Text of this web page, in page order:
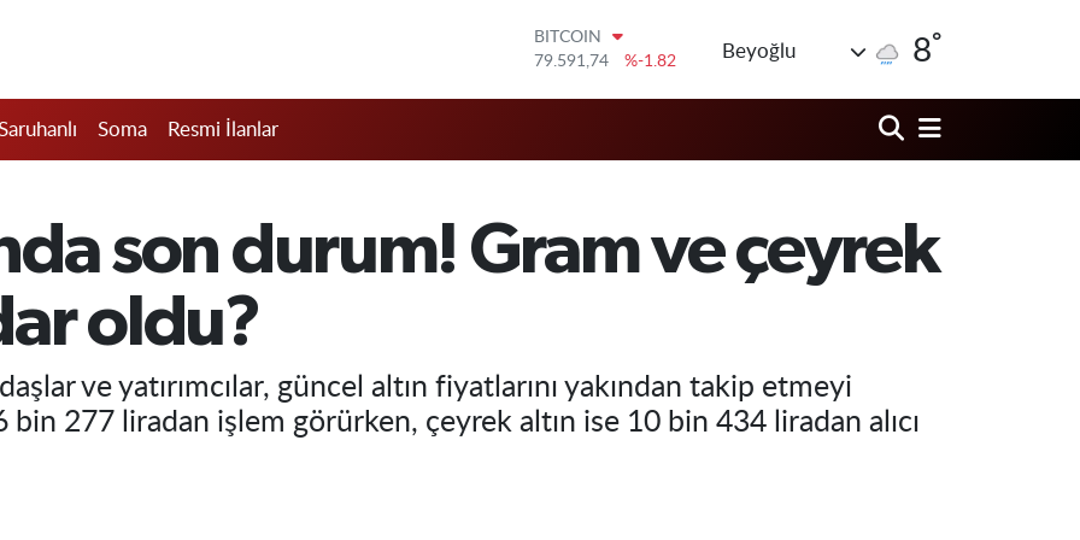
DOLAR
45,43620
%0.02
61,60380
%0.18
BİST100
14.598,00
Beyoğlu 8°
Soma Resmi İlanlar
son durum! Gram ve çeyrek
oldu?
ve yatırımcılar, güncel altın fiyatlarını yakından takip etmeyi
277 liradan işlem görürken, çeyrek altın ise 10 bin 434 liradan alıcı